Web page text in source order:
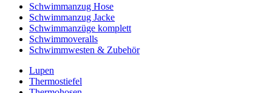
Schwimmanzug Hose
Schwimmanzug Jacke
Schwimmanzüge komplett
Schwimmoveralls
Schwimmwesten & Zubehör
Lupen
Thermostiefel